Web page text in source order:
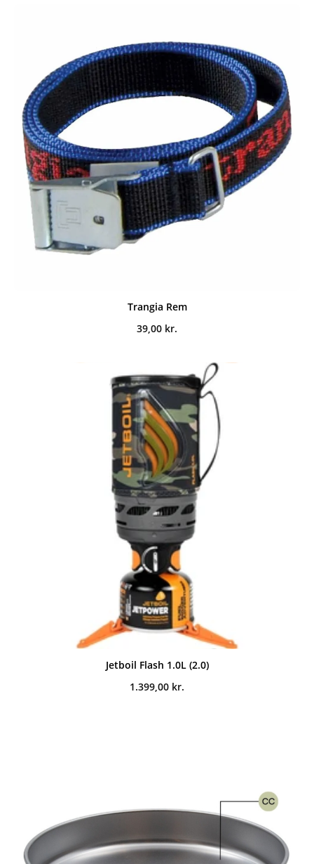
Trangia Rem
39,00 kr.
Jetboil Flash 1.0L (2.0)
1.399,00 kr.